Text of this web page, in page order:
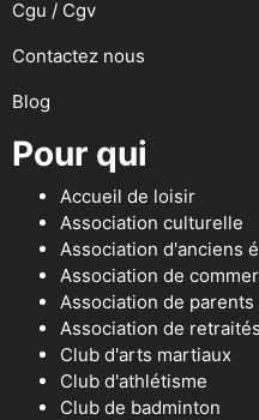
Cgu / Cgv
Contactez nous
Blog
Pour qui
Accueil de loisir
Association culturelle
Association d'anciens
Association de
Association de parents
Association de retraités
Club d'arts martiaux
Club d'athlétisme
Club de badminton